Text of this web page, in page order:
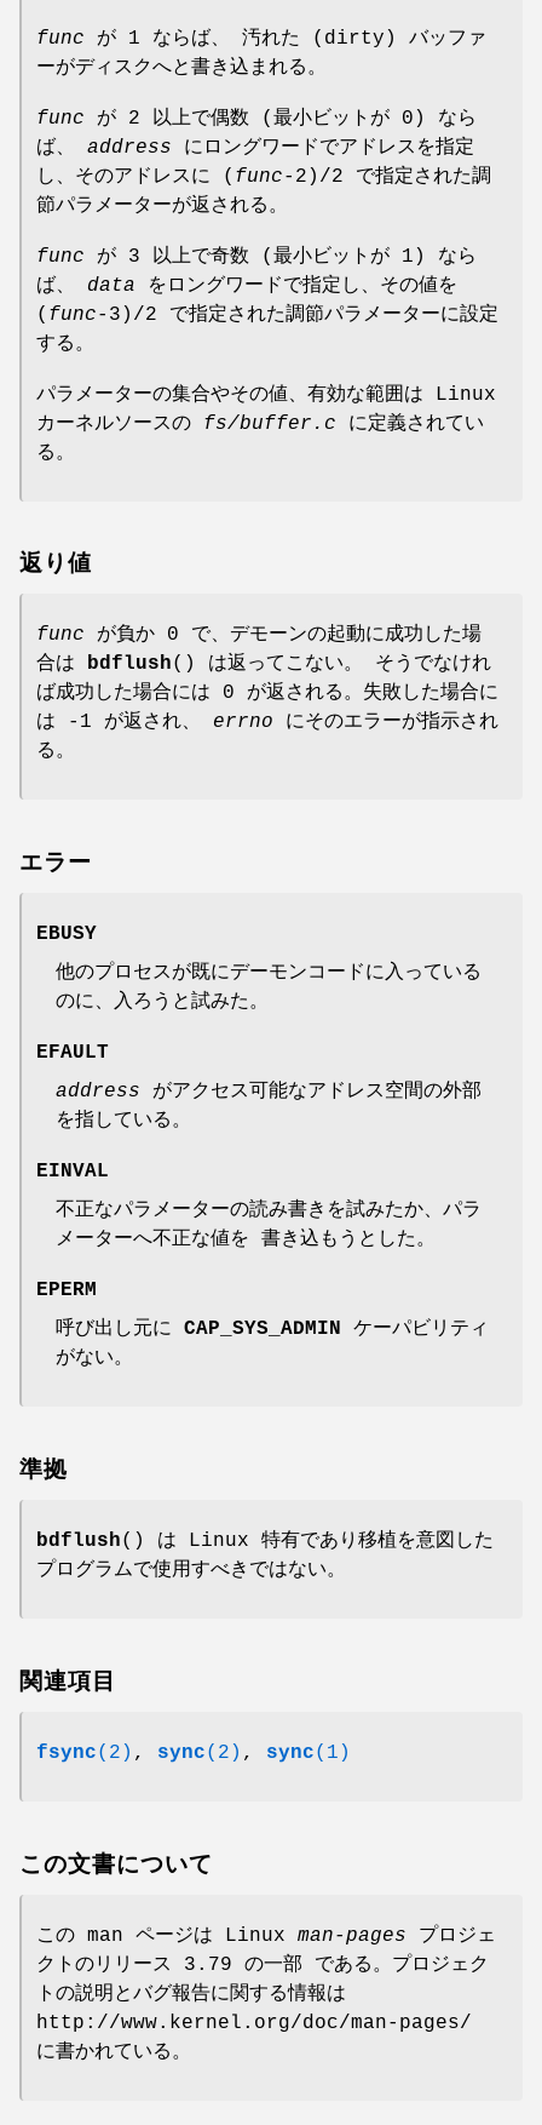
func が 1 ならば、 汚れた (dirty) バッファ
ーがディスクへと書き込まれる。
func が 2 以上で偶数 (最小ビットが 0) なら
ば、 address にロングワードでアドレスを指定
し、そのアドレスに ( func-2)/2 で指定された調
節パラメーターが返される。
func が 3 以上で奇数 (最小ビットが 1) なら
ば、 data をロングワードで指定し、その値を
( func-3)/2 で指定された調節パラメーターに設定
する。
パラメーターの集合やその値、有効な範囲は Linux
カーネルソースの fs/buffer.c に定義されてい
る。
返り値
func が負か 0 で、デモーンの起動に成功した場
合は bdflush() は返ってこない。 そうでなけれ
ば成功した場合には 0 が返される。失敗した場合に
は -1 が返され、 errno にそのエラーが指示され
る。
エラー
EBUSY
他のプロセスが既にデーモンコードに入っている
のに、入ろうと試みた。
EFAULT
address がアクセス可能なアドレス空間の外部
を指している。
EINVAL
不正なパラメーターの読み書きを試みたか、パラ
メーターへ不正な値を 書き込もうとした。
EPERM
呼び出し元に CAP_SYS_ADMIN ケーパビリティ
がない。
準拠
bdflush() は Linux 特有であり移植を意図した
プログラムで使用すべきではない。
関連項目
fsync(2) , sync(2) , sync(1)
この文書について
この man ページは Linux man-pages プロジェ
クトのリリース 3.79 の一部 である。プロジェク
トの説明とバグ報告に関する情報は
http://www.kernel.org/doc/man-pages/
に書かれている。